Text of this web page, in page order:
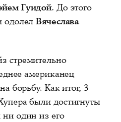
Гуидой. До этого
одолелВячеслава
стремительно
американец
борьбу. Как итог, 3
были достигнуты
один из его